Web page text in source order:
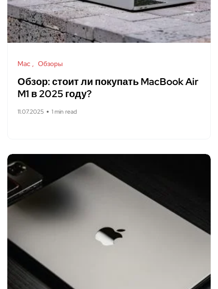
Mac Обзоры
Обзор: стоит ли покупать MacBook Air
M1 в 2025 году?
11.07.2025 1 min read